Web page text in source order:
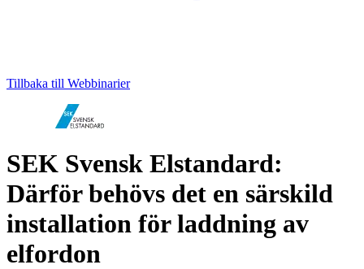
Tillbaka till Webbinarier
SEK Svensk Elstandard:
Därför behövs det en särskild
installation för laddning av
elfordon